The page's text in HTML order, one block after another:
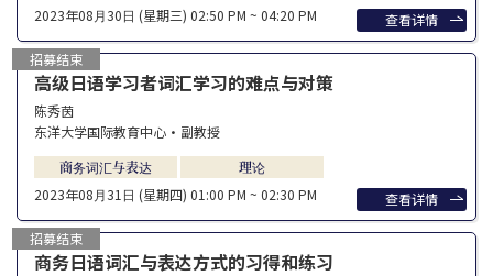
2023年08⽉30⽇ (星期三) 02:50 PM ~ 04:20 PM 查看详情
招募结束
2023年08⽉31⽇ (星期四) 01:00 PM ~ 02:30 PM
商务词汇与表达 理论
陈秀茵
东洋大学国际教育中心・副教授
高级日语学习者词汇学习的难点与对策
查看详情
招募结束
商务日语词汇与表达方式的习得和练习